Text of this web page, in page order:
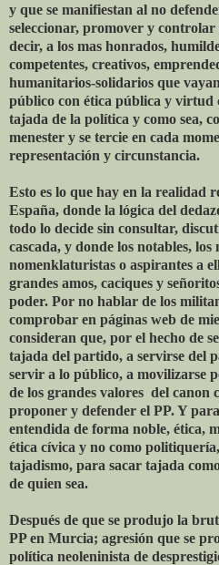
y que se manifiestan al no
seleccionar, promover y controlar
decir, a los mas honrados,
competentes, creativos,
humanitarios-solidarios que
público con ética pública y virtud
tajada de la política y como sea,
menester y se tercie en cada
representación y circunstancia.
Esto es lo que hay en la realidad
España, donde la lógica del
todo lo decide sin consultar,
cascada, y donde los notables, los
nomenklaturistas o aspirantes a
grandes amos, caciques y
poder. Por no hablar de los
comprobar en páginas web de
consideran que, por el hecho de
tajada del partido, a servirse del
servir a lo público, a movilizarse
de los grandes valores del canon
proponer y defender el PP. Y
entendida de forma noble, ética,
ética cívica y no como
tajadismo, para sacar tajada
de quien sea.
Después de que se produjo la
PP en Murcia; agresión que se
política neoleninista de